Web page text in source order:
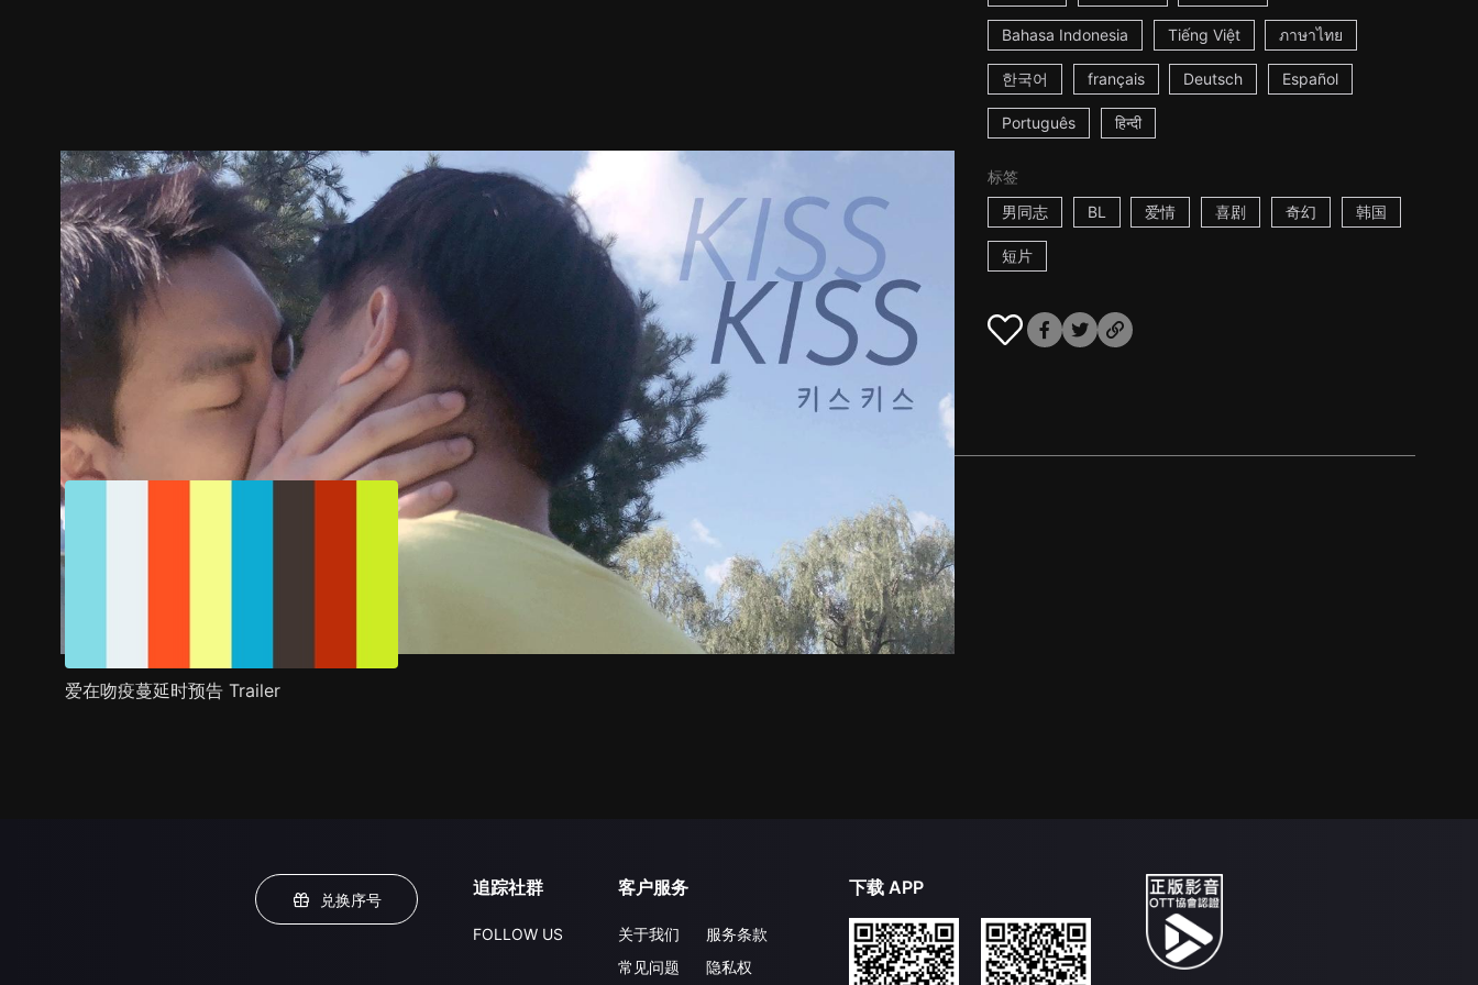
Bahasa Indonesia Tiếng Việt ภาษาไทย
한국어 français Deutsch Español
Português हिन्दी
标签
男同志
BL 爱情 喜剧 奇幻 韩国
短片
预告 推荐影片 剧情介绍
爱在吻疫蔓延时预告 Trailer
兑换序号
追踪社群
FOLLOW US
客户服务
关于我们
常见问题
服务条款
隐私权
下载 APP